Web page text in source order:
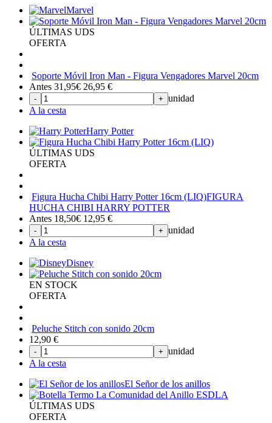
Marvel
ÚLTIMAS UDS
OFERTA
Soporte Móvil Iron Man - Figura Vengadores Marvel 20cm
Antes 31,95€ 26,95 €
- + unidad
A la cesta
Harry Potter
ÚLTIMAS UDS
OFERTA
Figura Hucha Chibi Harry Potter 16cm (LIQ)FIGURA
HUCHA CHIBI HARRY POTTER
Antes 18,50€ 12,95 €
- + unidad
A la cesta
Disney
EN STOCK
OFERTA
Peluche Stitch con sonido 20cm
12,90 €
- + unidad
A la cesta
El Señor de los anillos
ÚLTIMAS UDS
OFERTA